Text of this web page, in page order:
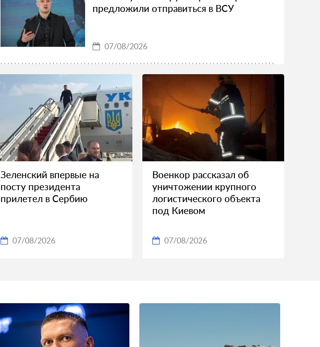
предложили отправиться в ВСУ
07/08/2026
Зеленский впервые на
посту президента
прилетел в Сербию
07/08/2026
Военкор рассказал об
уничтожении крупного
логистического объекта
под Киевом
07/08/2026